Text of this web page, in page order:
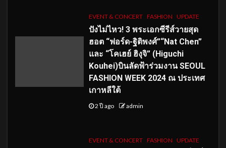
EVENT & CONCERT FASHION UPDATE
ปังไม่ไหว! 3 พระเอกซีรีส์วายสุด
ฮอต “ฟอร์ด-ฐิติพงศ์”“Nat Chen”
และ “โคเฮย์ ฮิงุจิ” (Higuchi
Kouhei)บินลัดฟ้าร่วมงาน SEOUL
FASHION WEEK 2024 ณ ประเทศ
เกาหลีใต้
2 ปี ago admin
EVENT & CONCERT FASHION UPDATE